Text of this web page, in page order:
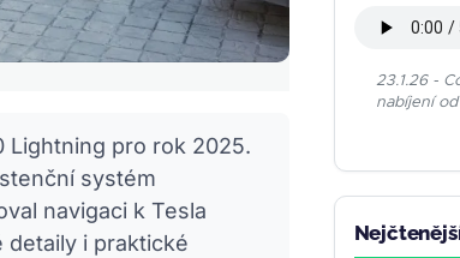
Lightning pro rok 2025.
systém
navigaci k Tesla
detaily i praktické
23.1.26 -
nabíjení od